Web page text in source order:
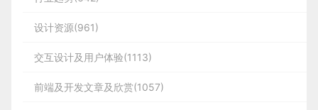
设计资源(961)
交互设计及用户体验(1113)
前端及开发文章及欣赏(1057)